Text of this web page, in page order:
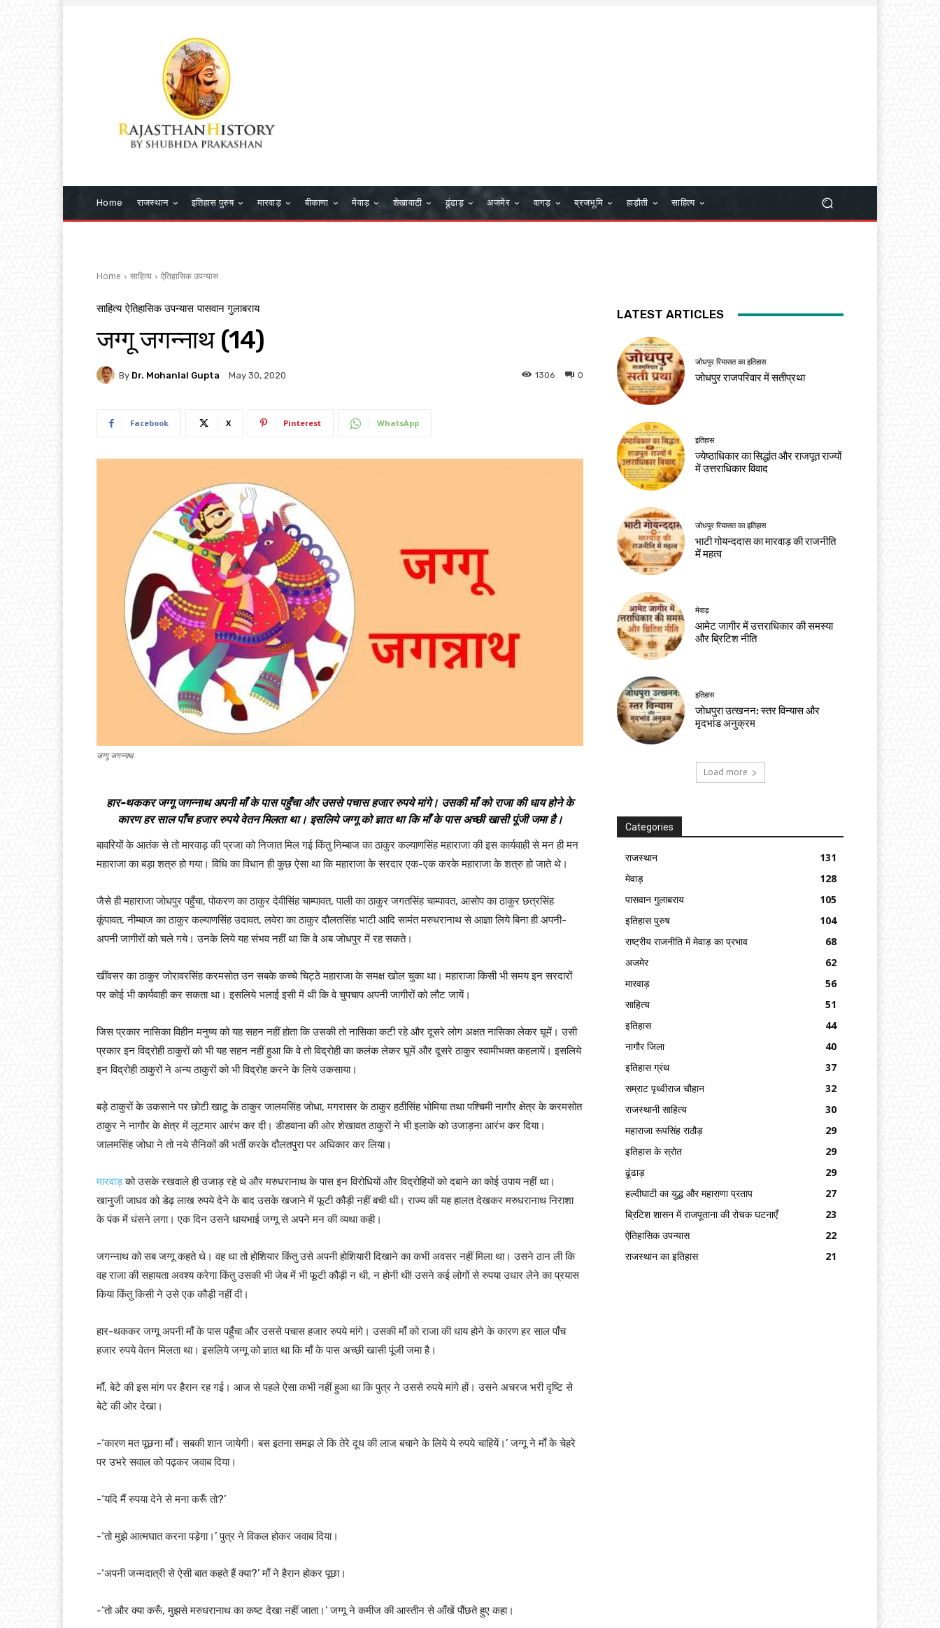
Home राजस्थान इतिहास पुरुष मारवाड़ बीकाणा मेवाड़ शेखावाटी ढूंढाड़ अजमेर वागड़ ब्रजभूमि हाड़ौती साहित्य
Home साहित्य ऐतिहासिक उपन्यास
साहित्य ऐतिहासिक उपन्यास पासवान गुलाबराय
जग्गू जगन्नाथ (14)
By Dr. Mohanlal Gupta May 30, 2020 0
1306
Facebook X Pinterest WhatsApp
जग्गू जगन्नाथ
हार-थककर जग्गू जगन्नाथ अपनी माँ के पास पहुँचा और उससे पचास हजार रुपये मांगे। उसकी माँ को राजा की धाय होने के
कारण हर साल पाँच हजार रुपये वेतन मिलता था। इसलिये जग्गू को ज्ञात था कि माँ के पास अच्छी खासी पूंजी जमा है।
बावरियों के आतंक से तो मारवाड़ की प्रजा को निजात मिल गई किंतु निम्बाज का ठाकुर कल्याणसिंह महाराजा की इस कार्यवाही से मन ही मन
महाराजा का बड़ा शत्रु हो गया। विधि का विधान ही कुछ ऐसा था कि महाराजा के सरदार एक-एक करके महाराजा के शत्रु हो जाते थे।
जैसे ही महाराजा जोधपुर पहुँचा, पोकरण का ठाकुर देवीसिंह चाम्पावत, पाली का ठाकुर जगतसिंह चाम्पावत, आसोप का ठाकुर छत्रसिंह
कूंपावत, नीम्बाज का ठाकुर कल्याणसिंह उदावत, लवेरा का ठाकुर दौलतसिंह भाटी आदि सामंत मरुधरानाथ से आज्ञा लिये बिना ही अपनी-
अपनी जागीरों को चले गये। उनके लिये यह संभव नहीं था कि वे अब जोधपुर में रह सकते।
खींवसर का ठाकुर जोरावरसिंह करमसोत उन सबके कच्चे चिट्ठे महाराजा के समक्ष खोल चुका था। महाराजा किसी भी समय इन सरदारों
पर कोई भी कार्यवाही कर सकता था। इसलिये भलाई इसी में थी कि वे चुपचाप अपनी जागीरों को लौट जायें।
जिस प्रकार नासिका विहीन मनुष्य को यह सहन नहीं होता कि उसकी तो नासिका कटी रहे और दूसरे लोग अक्षत नासिका लेकर घूमें। उसी
प्रकार इन विद्रोही ठाकुरों को भी यह सहन नहीं हुआ कि वे तो विद्रोही का कलंक लेकर घूमें और दूसरे ठाकुर स्वामीभक्त कहलायें। इसलिये
इन विद्रोही ठाकुरों ने अन्य ठाकुरों को भी विद्रोह करने के लिये उकसाया।
बड़े ठाकुरों के उकसाने पर छोटी खाटू के ठाकुर जालमसिंह जोधा, मगरासर के ठाकुर हठीसिंह भोमिया तथा पश्चिमी नागौर क्षेत्र के करमसोत
ठाकुर ने नागौर के क्षेत्र में लूटमार आरंभ कर दी। डीडवाना की ओर शेखावत ठाकुरों ने भी इलाके को उजाड़ना आरंभ कर दिया।
जालमसिंह जोधा ने तो नये सैनिकों की भर्ती करके दौलतपुरा पर अधिकार कर लिया।
मारवाड़को उसके रखवाले ही उजाड़ रहे थे और मरुधरानाथ के पास इन विरोधियों और विद्रोहियों को दबाने का कोई उपाय नहीं था।
खानुजी जाधव को डेढ़ लाख रुपये देने के बाद उसके खजाने में फूटी कौड़ी नहीं बची थी। राज्य की यह हालत देखकर मरुधरानाथ निराशा
के पंक में धंसने लगा। एक दिन उसने धायभाई जग्गू से अपने मन की व्यथा कही।
जगन्नाथ को सब जग्गू कहते थे। वह था तो होशियार किंतु उसे अपनी होशियारी दिखाने का कभी अवसर नहीं मिला था। उसने ठान ली कि
वह राजा की सहायता अवश्य करेगा किंतु उसकी भी जेब में भी फूटी कौड़ी न थी, न होनी थी! उसने कई लोगों से रुपया उधार लेने का प्रयास
किया किंतु किसी ने उसे एक कौड़ी नहीं दी।
हार-थककर जग्गू अपनी माँ के पास पहुँचा और उससे पचास हजार रुपये मांगे। उसकी माँ को राजा की धाय होने के कारण हर साल पाँच
हजार रुपये वेतन मिलता था। इसलिये जग्गू को ज्ञात था कि माँ के पास अच्छी खासी पूंजी जमा है।
माँ, बेटे की इस मांग पर हैरान रह गई। आज से पहले ऐसा कभी नहीं हुआ था कि पुत्र ने उससे रुपये मांगे हों। उसने अचरज भरी दृष्टि से
बेटे की ओर देखा।
-‘कारण मत पूछना माँ। सबकी शान जायेगी। बस इतना समझ ले कि तेरे दूध की लाज बचाने के लिये ये रुपये चाहियें।’ जग्गू ने माँ के चेहरे
पर उभरे सवाल को पढ़कर जवाब दिया।
-‘यदि मैं रुपया देने से मना करूँ तो?’
-‘तो मुझे आत्मघात करना पड़ेगा।’ पुत्र ने विकल होकर जवाब दिया।
-‘अपनी जन्मदात्री से ऐसी बात कहते हैं क्या?’ माँ ने हैरान होकर पूछा।
-‘तो और क्या करूँ, मुझसे मरुधरानाथ का कष्ट देखा नहीं जाता।’ जग्गू ने कमीज की आस्तीन से आँखें पौंछते हुए कहा।
LATEST ARTICLES
जोधपुर रियासत का इतिहास
जोधपुर राजपरिवार में सतीप्रथा
इतिहास
ज्येष्ठाधिकार का सिद्धांत और राजपूत राज्यों
में उत्तराधिकार विवाद
जोधपुर रियासत का इतिहास
भाटी गोयन्ददास का मारवाड़ की राजनीति
में महत्व
मेवाड़
आमेट जागीर में उत्तराधिकार की समस्या
और ब्रिटिश नीति
इतिहास
जोधपुरा उत्खनन: स्तर विन्यास और
मृदभांड अनुक्रम
Load more
Categories
राजस्थान
131
मेवाड़
128
पासवान गुलाबराय
105
इतिहास पुरुष
104
राष्ट्रीय राजनीति में मेवाड़ का प्रभाव
68
अजमेर
62
मारवाड़
56
साहित्य
51
इतिहास
44
नागौर जिला
40
इतिहास ग्रंथ
37
सम्राट पृथ्वीराज चौहान
32
राजस्थानी साहित्य
30
महाराजा रूपसिंह राठौड़
29
इतिहास के स्रोत
29
ढूंढाड़
29
हल्दीघाटी का युद्ध और महाराणा प्रताप
27
ब्रिटिश शासन में राजपूताना की रोचक घटनाएँ
23
ऐतिहासिक उपन्यास
22
राजस्थान का इतिहास
21